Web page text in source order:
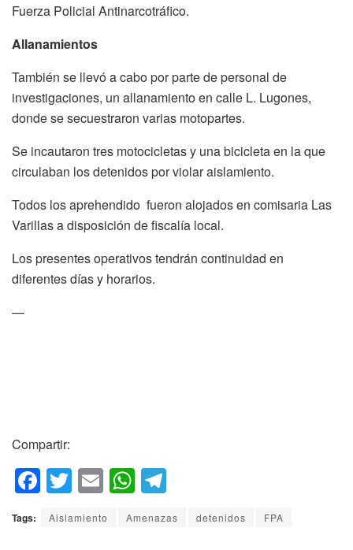
Fuerza Policial Antinarcotráfico.
Allanamientos
También se llevó a cabo por parte de personal de
investigaciones, un allanamiento en calle L. Lugones,
donde se secuestraron varias motopartes.
Se incautaron tres motocicletas y una bicicleta en la que
circulaban los detenidos por violar aislamiento.
Todos los aprehendido fueron alojados en comisaria Las
Varillas a disposición de fiscalía local.
Los presentes operativos tendrán continuidad en
diferentes días y horarios.
—
Compartir:
F
a
c
T
wi
tt
E
m
ail
W
h
at e
Tags: Aislamiento Amenazas detenidos FPA